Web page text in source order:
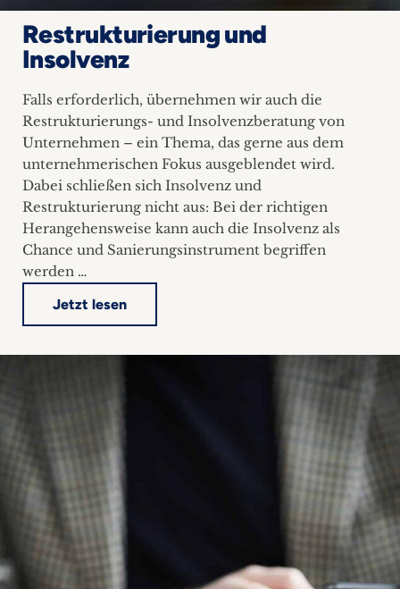
Restrukturierung und
Insolvenz
Falls erforderlich, übernehmen wir auch die
Restrukturierungs- und Insolvenzberatung von
Unternehmen – ein Thema, das gerne aus dem
unternehmerischen Fokus ausgeblendet wird.
Dabei schließen sich Insolvenz und
Restrukturierung nicht aus: Bei der richtigen
Herangehensweise kann auch die Insolvenz als
Chance und Sanierungsinstrument begriffen
werden …
Jetzt lesen